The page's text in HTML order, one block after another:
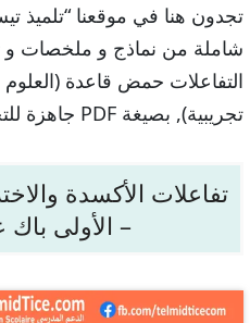
شاملة من نماذج و ملخصات
التفاعلات حمض قاعدة (العلوم
تجريبية), بصيغة PDF جاهزة للتحميل .
تفاعلات الأكسدة
– الأولى باك